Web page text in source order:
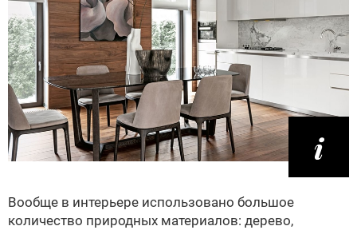
Вообще в интерьере использовано большое
количество природных материалов: дерево,